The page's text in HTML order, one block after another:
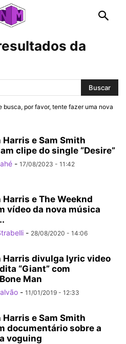
da
por favor, tente fazer uma nova
Harris e Sam Smith
clipe do single “Desire”
- 17/08/2023 - 11:42
Harris e The Weeknd
vídeo da nova música
- 28/08/2020 - 14:06
Harris divulga lyric video
“Giant” com
Man
- 11/01/2019 - 12:33
Harris e Sam Smith
documentário sobre a
voguing